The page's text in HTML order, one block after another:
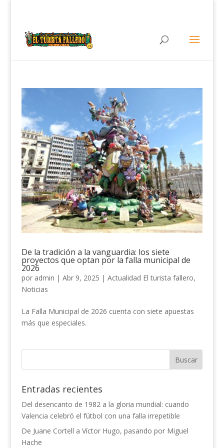
De la tradición a la vanguardia: los siete
proyectos que optan por la falla municipal de
2026
por admin | Abr 9, 2025 | Actualidad El turista fallero,
Noticias
La Falla Municipal de 2026 cuenta con siete apuestas
más que especiales.
Entradas recientes
Del desencanto de 1982 a la gloria mundial: cuando
Valencia celebró el fútbol con una falla irrepetible
De Juane Cortell a Víctor Hugo, pasando por Miguel
Hache